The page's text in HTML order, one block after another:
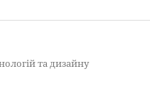
та дизайну